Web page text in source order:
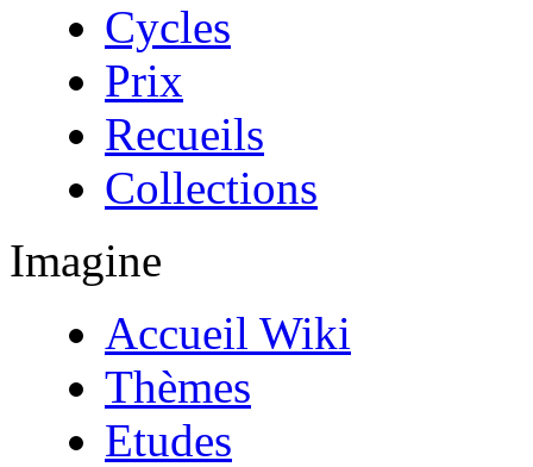
Cycles
Prix
Recueils
Collections
Imagine
Accueil Wiki
Thèmes
Etudes